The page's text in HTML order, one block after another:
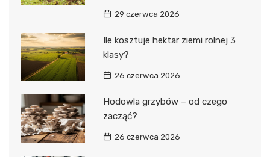
29 czerwca 2026
Ile kosztuje hektar ziemi rolnej 3
klasy?
26 czerwca 2026
Hodowla grzybów – od czego
zacząć?
26 czerwca 2026